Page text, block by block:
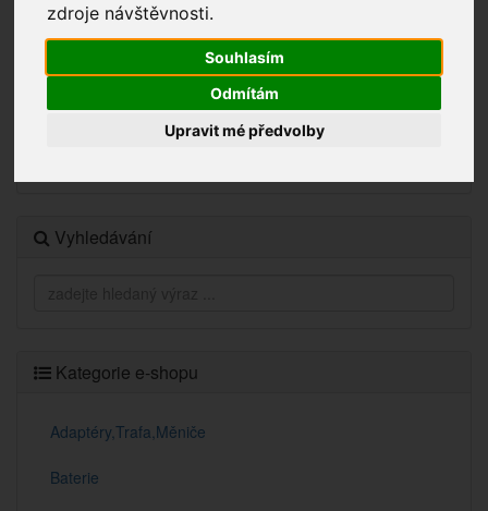
zdroje návštěvnosti.
Souhlasím
Odmítám
Upravit mé předvolby
Novinky
Vyhledávání
Kategorie e-shopu
Adaptéry,Trafa,Měniče
Baterie